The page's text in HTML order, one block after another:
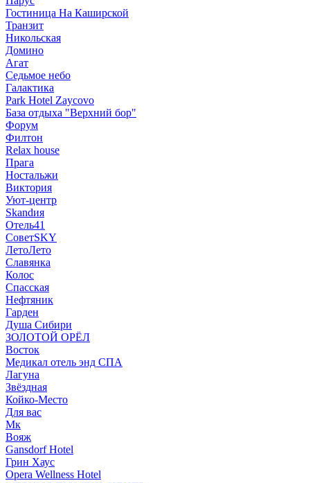
Гостиница На Каширской
Транзит
Никольская
Домино
Агат
Седьмое небо
Галактика
Park Hotel Zaycovo
База отдыха "Верхний бор"
Форум
Филтон
Relax house
Прага
Ностальжи
Виктория
Уют-центр
Skandия
Отель41
СоветSKY
ЛетоЛето
Славянка
Колос
Спасская
Нефтяник
Гарден
Душа Сибири
ЗОЛОТОЙ ОРЁЛ
Восток
Медикал отель энд СПА
Лагуна
Звёздная
Койко-Место
Для вас
Мк
Вояж
Gansdorf Hotel
Грин Хаус
Opera Wellness Hotel